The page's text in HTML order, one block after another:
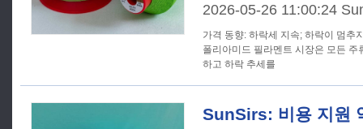
2026-05-26 11:00:24
가격 동향: 하락세 지속; 하락이 멈추지 않음 지난 주 (5 월
폴리아미드 필라멘트 시장은 모든
하고 하락 추세를
SunSirs: 비용 지원